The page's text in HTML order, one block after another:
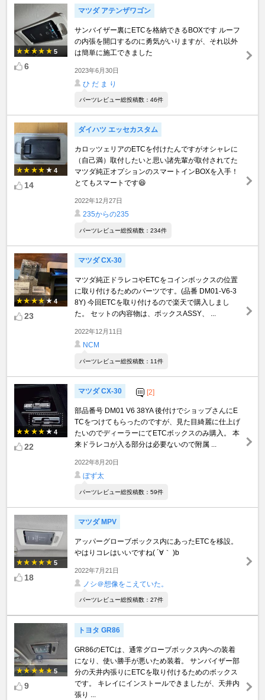
5
6
マツダ アテンザワゴン
サンバイザー裏にETCを格納できるBOXです ルーフ
の内張を開口するのに勇気がいりますが、それ以外
は簡単に施工できました
2023年6月30日
ひ だ ま り
パーツレビュー総投稿数：46件
4
14
ダイハツ エッセカスタム
カロッツェリアのETCを付けたんですがオシャレに
（自己満）取付したいと思い諸先輩が取付されてた
マツダ純正オプションのスマートインBOXを入手！
とてもスマートです😆
2022年12月27日
235からの235
パーツレビュー総投稿数：234件
4
23
マツダ CX-30
マツダ純正ドラレコやETCをコインボックスの位置
に取り付けるためのパーツです。(品番 DM01-V6-3
8Y) 今回ETCを取り付けるので楽天で購入しまし
た。 セットの内容物は、ボックスASSY、 ...
2022年12月11日
NCM
パーツレビュー総投稿数：11件
4
22
マツダ CX-30 [2]
部品番号 DM01 V6 38YA 後付けでショップさんにE
TCをつけてもらったのですが、見た目綺麗に仕上げ
たいのでディーラーにてETCボックスのみ購入。 本
来ドラレコが入る部分は必要ないので附属 ...
2022年8月20日
ぼず太
パーツレビュー総投稿数：59件
5
18
マツダ MPV
アッパーグローブボックス内にあったETCを移設。
やはりコレはいいですね( ´∀｀ )b
2022年7月21日
ノシ＠想像をこえていた。
パーツレビュー総投稿数：27件
5
9
トヨタ GR86
GR86のETCは、通常グローブボックス内への装着
になり、使い勝手が悪いため装着。 サンバイザー部
分の天井内張りにETCを取り付けるためのボックス
です。 キレイにインストールできましたが、天井内
張り ...